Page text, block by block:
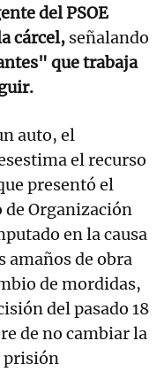
del PSOE
cárcel, señalando
que trabaja
auto, el
el recurso
presentó el
de Organización
en la causa
amaños de obra
de mordidas,
del pasado 18
de no cambiar la
prisión